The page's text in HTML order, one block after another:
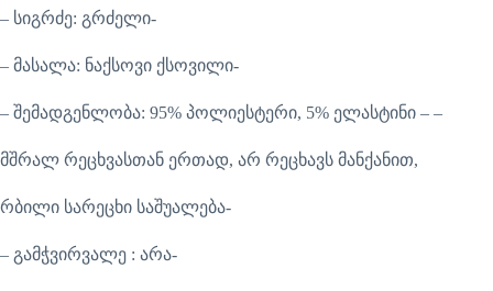
– სიგრძე: გრძელი-
– მასალა: ნაქსოვი ქსოვილი-
– შემადგენლობა: 95% პოლიესტერი, 5% ელასტინი – –
მშრალ რეცხვასთან ერთად, არ რეცხავს მანქანით,
რბილი სარეცხი საშუალება-
– გამჭვირვალე : არა-